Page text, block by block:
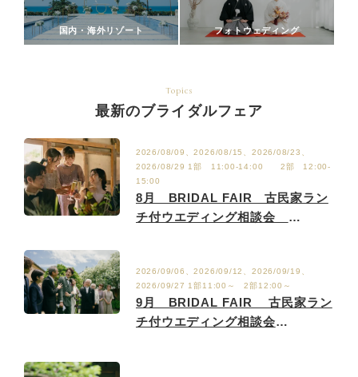
国内・海外リゾート フォトウェディング
Topics
最新のブライダルフェア
2026/08/09、2026/08/15、2026/08/23、
2026/08/29 1部 11:00-14:00 2部 12:00-
15:00
8月 BRIDAL FAIR 古民家ラン
チ付ウエディング相談会
2026/09/06、2026/09/12、2026/09/19、
2026/09/27 1部11:00～ 2部12:00～
9月 BRIDAL FAIR 古民家ラン
チ付ウエディング相談会